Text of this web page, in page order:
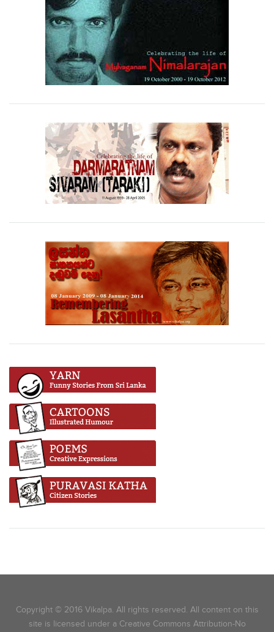
Copyright © 2016 Vikalpa. All rights reserved. All content on this
site is licensed under a Creative Commons Attribution-No